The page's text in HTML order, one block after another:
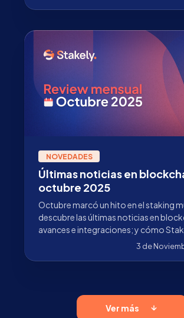
NOVEDADES
Últimas noticias en
octubre 2025
Octubre marcó un hito en el staking
descubre las últimas noticias en
avances e integraciones; y cómo
3 de
Ver más